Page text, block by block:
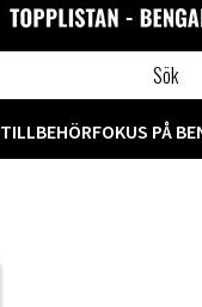
TILLBEHÖRFOKUS PÅ